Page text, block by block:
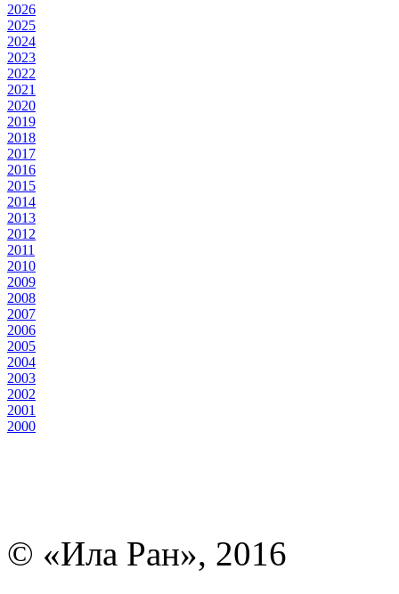
2026
2025
2024
2023
2022
2021
2020
2019
2018
2017
2016
2015
2014
2013
2012
2011
2010
2009
2008
2007
2006
2005
2004
2003
2002
2001
2000
© «Ила Ран», 2016